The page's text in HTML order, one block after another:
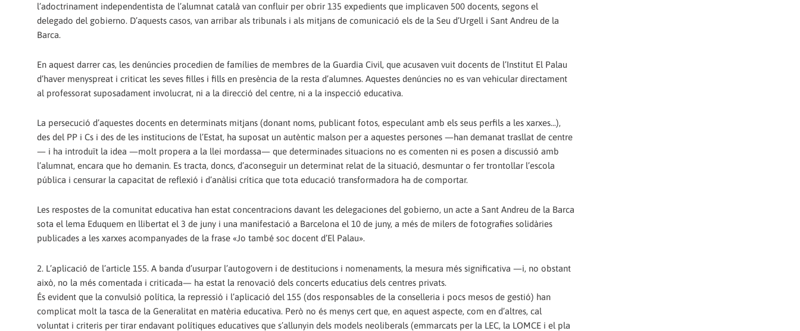
l’adoctrinament independentista de l’alumnat català van confluir per obrir 135 expedients que implicaven 500 docents, segons el
delegado del gobierno. D’aquests casos, van arribar als tribunals i als mitjans de comunicació els de la Seu d’Urgell i Sant Andreu de la
Barca.
En aquest darrer cas, les denúncies procedien de famílies de membres de la Guardia Civil, que acusaven vuit docents de l’Institut El Palau
d’haver menyspreat i criticat les seves filles i fills en presència de la resta d’alumnes. Aquestes denúncies no es van vehicular directament
al professorat suposadament involucrat, ni a la direcció del centre, ni a la inspecció educativa.
La persecució d’aquestes docents en determinats mitjans (donant noms, publicant fotos, especulant amb els seus perfils a les xarxes...),
des del PP i Cs i des de les institucions de l’Estat, ha suposat un autèntic malson per a aquestes persones —han demanat trasllat de centre
— i ha introduït la idea —molt propera a la llei mordassa— que determinades situacions no es comenten ni es posen a discussió amb
l’alumnat, encara que ho demanin. Es tracta, doncs, d’aconseguir un determinat relat de la situació, desmuntar o fer trontollar l’escola
pública i censurar la capacitat de reflexió i d’anàlisi crítica que tota educació transformadora ha de comportar.
Les respostes de la comunitat educativa han estat concentracions davant les delegaciones del gobierno, un acte a Sant Andreu de la Barca
sota el lema Eduquem en llibertat el 3 de juny i una manifestació a Barcelona el 10 de juny, a més de milers de fotografies solidàries
publicades a les xarxes acompanyades de la frase «Jo també soc docent d’El Palau».
2. L’aplicació de l’article 155. A banda d’usurpar l’autogovern i de destitucions i nomenaments, la mesura més significativa —i, no obstant
això, no la més comentada i criticada— ha estat la renovació dels concerts educatius dels centres privats.
És evident que la convulsió política, la repressió i l’aplicació del 155 (dos responsables de la conselleria i pocs mesos de gestió) han
complicat molt la tasca de la Generalitat en matèria educativa. Però no és menys cert que, en aquest aspecte, com en d’altres, cal
voluntat i criteris per tirar endavant polítiques educatives que s’allunyin dels models neoliberals (emmarcats per la LEC, la LOMCE i el pla